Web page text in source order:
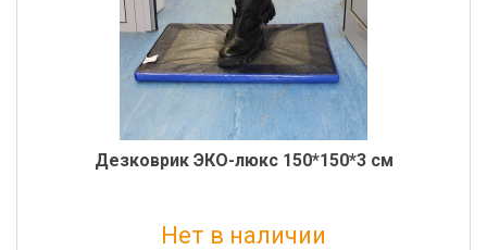
Дезковрик ЭКО-люкс 150*150*3 см
Нет в наличии